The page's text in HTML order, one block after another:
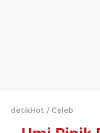
detikHot Celeb